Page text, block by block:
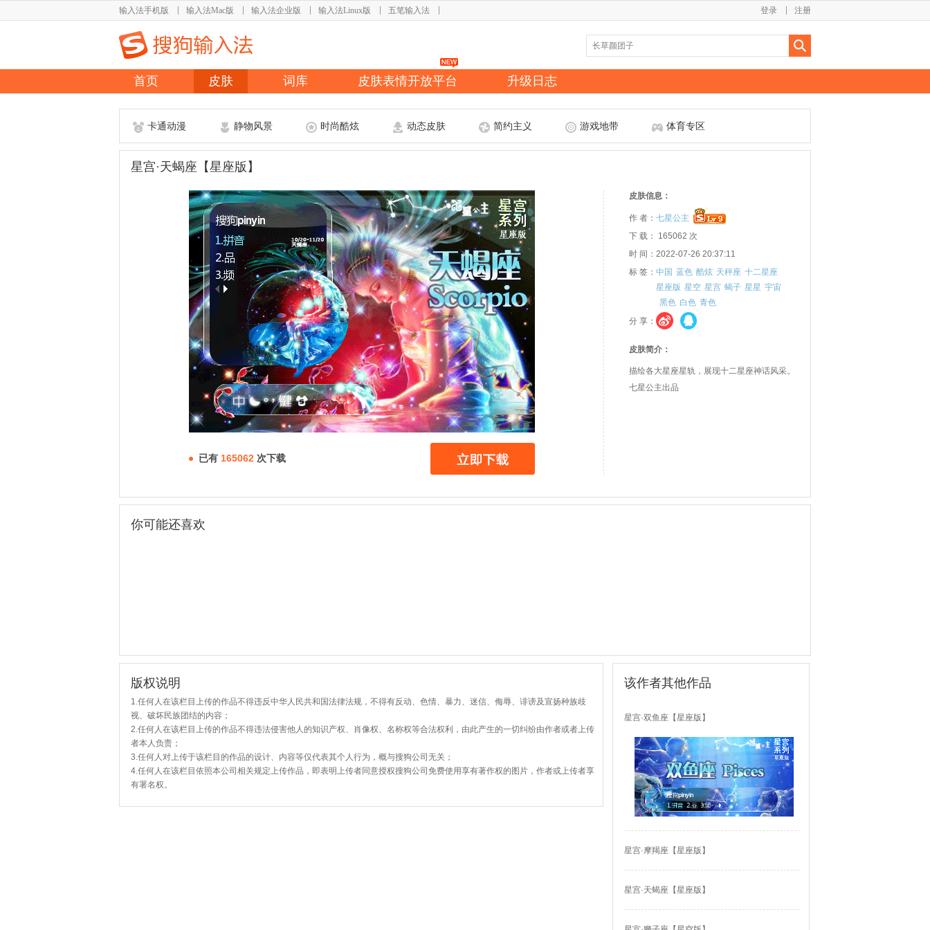
输入法手机版 输入法Mac版 输入法企业版 输入法Linux版 五笔输入法 注册
登录
首页 皮肤 词库 皮肤表情开放平台 升级日志
卡通动漫 静物风景 时尚酷炫 动态皮肤 简约主义 游戏地带 体育专区
星宫·天蝎座【星座版】
已有 165062 次下载
皮肤信息：
作 者： 七星公主
下 载： 165062 次
时 间：2022-07-26 20:37:11
标 签： 中国 蓝色 酷炫 天秤座 十二星座
星座版 星空 星宫 蝎子 星星 宇宙
黑色 白色 青色
分 享：
皮肤简介：
描绘各大星座星轨，展现十二星座神话风采。
七星公主出品
你可能还喜欢
版权说明
1.任何人在该栏目上传的作品不得违反中华人民共和国法律法规，不得有反动、色情、暴力、迷信、侮辱、诽谤及宣扬种族歧
视、破坏民族团结的内容；
2.任何人在该栏目上传的作品不得违法侵害他人的知识产权、肖像权、名称权等合法权利，由此产生的一切纠纷由作者或者上传
者本人负责；
3.任何人对上传于该栏目的作品的设计、内容等仅代表其个人行为，概与搜狗公司无关；
4.任何人在该栏目依照本公司相关规定上传作品，即表明上传者同意授权搜狗公司免费使用享有著作权的图片，作者或上传者享
有署名权。
该作者其他作品
星宫·双鱼座【星座版】
星宫·摩羯座【星座版】
星宫·天蝎座【星座版】